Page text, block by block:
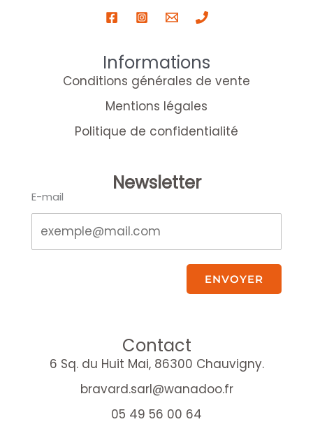
Informations
Conditions générales de vente
Mentions légales
Politique de confidentialité
Newsletter
E-mail
ENVOYER
Contact
6 Sq. du Huit Mai, 86300 Chauvigny.
bravard.sarl@wanadoo.fr
05 49 56 00 64